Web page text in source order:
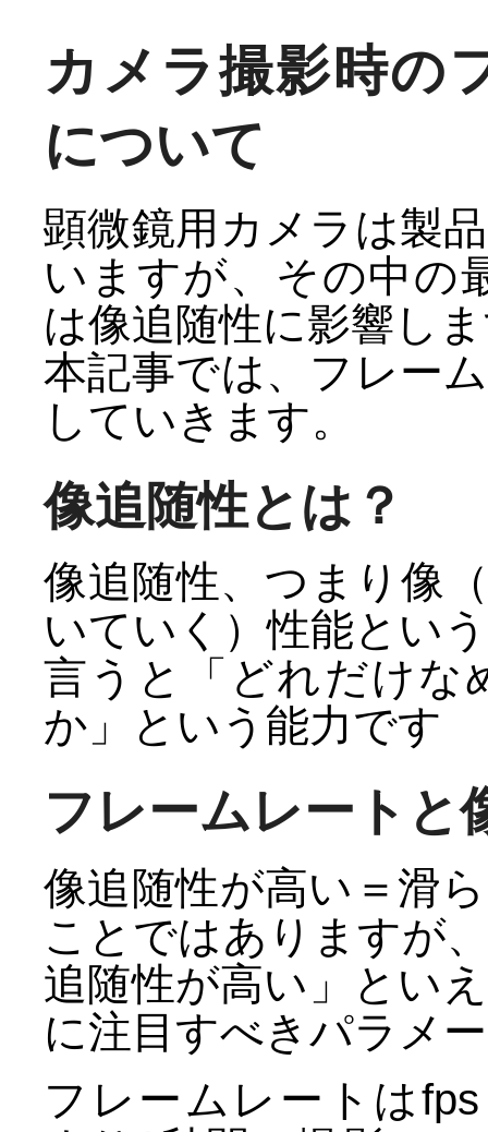
カメラ撮影時の
について
顕微鏡用カメラは製
いますが、その中の
は像追随性に影響し
本記事では、フレー
していきます。
像追随性とは？
像追随性、つまり像
いていく）性能とい
言うと「どれだけな
か」という能力です
フレームレートと
像追随性が高い＝滑
ことではありますが
追随性が高い」とい
に注目すべきパラメ
フレームレートは